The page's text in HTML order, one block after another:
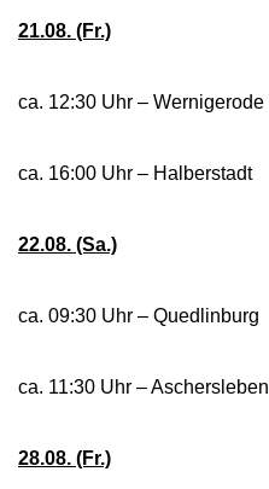
21.08. (Fr.)
ca. 12:30 Uhr – Wernigerode
ca. 16:00 Uhr – Halberstadt
22.08. (Sa.)
ca. 09:30 Uhr – Quedlinburg
ca. 11:30 Uhr – Aschersleben
28.08. (Fr.)